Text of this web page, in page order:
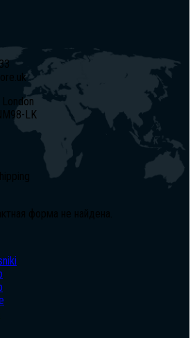
LK
форма не найдена.